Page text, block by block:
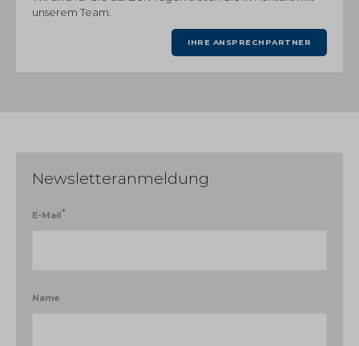
unserem Team.
IHRE ANSPRECHPARTNER
Newsletteranmeldung
E-Mail *
Name